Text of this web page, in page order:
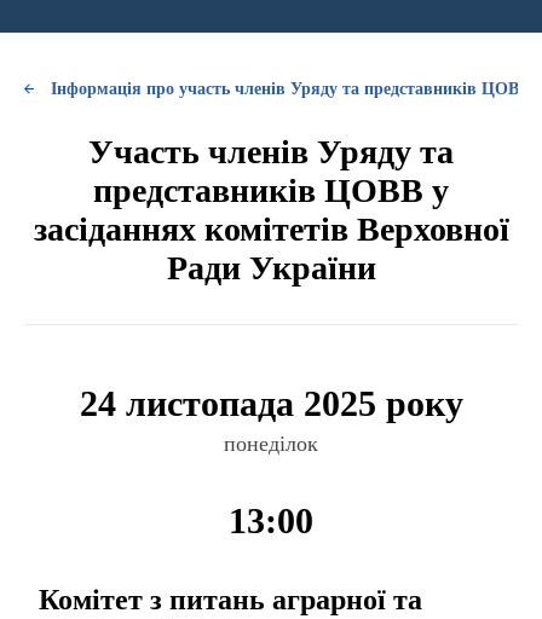
Інформація про участь членів Уряду та представників ЦОВВ
Участь членів Уряду та
представників ЦОВВ у
засіданнях комітетів Верховної
Ради України
24 листопада 2025 року
понеділок
13:00
Комітет з питань аграрної та